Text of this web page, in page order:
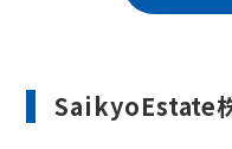
SaikyoEstate